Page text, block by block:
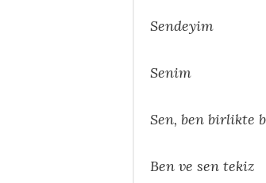
Sendeyim
Senim
Sen, ben birlikte
Ben ve sen tekiz